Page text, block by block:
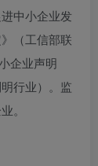
中小企业发
（工信部联
企业声明
行业）。监
。